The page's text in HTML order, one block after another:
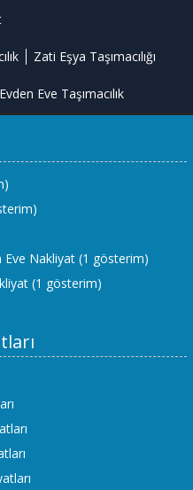
Zati Eşya Taşımacılığı
Evden Eve Taşımacılık
Eve Nakliyat (1 gösterim)
(1 gösterim)